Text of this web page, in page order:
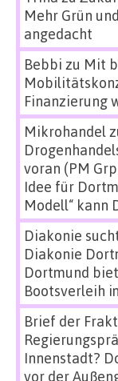
Mehr Grün
angedacht
Bebbi zu Mit
Finanzierung
Mikrohandel
voran (PM
Idee für
Modell“ kann
Diakonie
Diakonie
Dortmund
Bootsverleih
Brief der
Innenstadt?
vor der